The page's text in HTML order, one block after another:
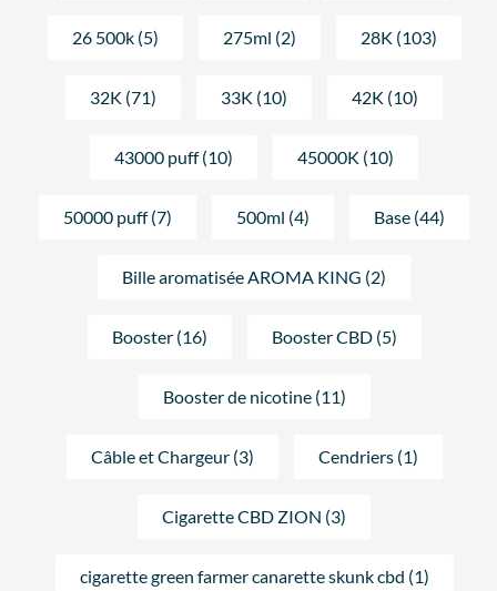
26 500k (5) 275ml (2) 28K (103)
32K (71) 33K (10) 42K (10)
43000 puff (10) 45000K (10)
50000 puff (7) 500ml (4) Base (44)
Bille aromatisée AROMA KING (2)
Booster (16) Booster CBD (5)
Booster de nicotine (11)
Câble et Chargeur (3) Cendriers (1)
Cigarette CBD ZION (3)
cigarette green farmer canarette skunk cbd (1)